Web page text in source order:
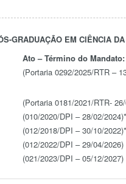
GRADUAÇÃO EM CIÊNCIA
Ato – Término do Mandato:
(Portaria 0292/2025/RTR –
(Portaria 0181/2021/RTR-
(010/2020/DPI – 28/02/2024)*
(012/2018/DPI – 30/10/2022)*
(012/2022/DPI – 29/04/2026)
(021/2023/DPI – 05/12/2027)